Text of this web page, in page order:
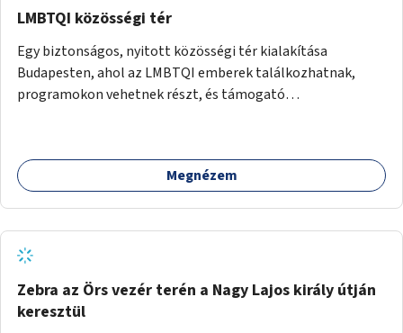
LMBTQI közösségi tér
Egy biztonságos, nyitott közösségi tér kialakítása
Budapesten, ahol az LMBTQI emberek találkozhatnak,
programokon vehetnek részt, és támogató
szervezetek programjainak is. Az üzemeltető pályázat
útján lesz kiválasztva.
Megnézem
Zebra az Örs vezér terén a Nagy Lajos király útján
keresztül